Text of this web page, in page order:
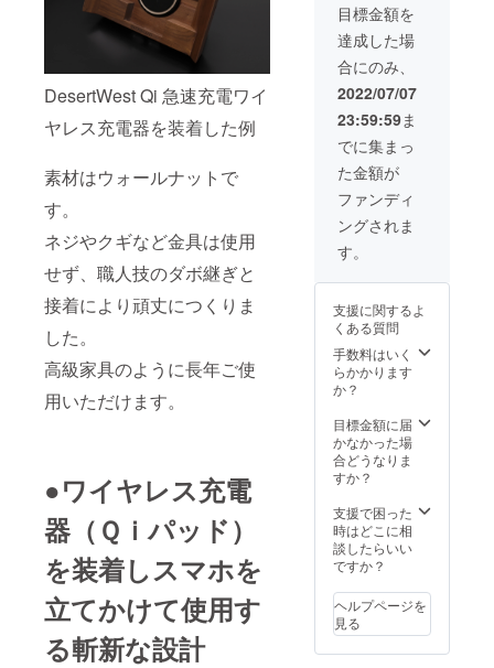
DesertWest Qi 急速充電ワイ
ヤレス充電器を装着した例
素材はウォールナットで
す。
ネジやクギなど金具は使用
せず、職人技のダボ継ぎと
接着により頑丈につくりま
した。
高級家具のように長年ご使
用いただけます。
●ワイヤレス充電
器（Ｑｉパッド）
を装着しスマホを
立てかけて使用す
る斬新な設計
値段で
す。
器1,500
円+税）
のとこ
ろ、リ
ターン
は本体
価格を
25%OF
Fした
13,000
円
（10,35
0円
となり
送料込
みのお
値段で
す。
目標金額を
達成した場
合にのみ、
2022/07/07
23:59:59ま
でに集まっ
た金額が
ファンディ
ングされま
す。
支援に関するよ
くある質問
手数料はいく
らかかります
か？
目標金額に届
かなかった場
合どうなりま
すか？
支援で困った
時はどこに相
談したらいい
ですか？
ヘルプページを
見る